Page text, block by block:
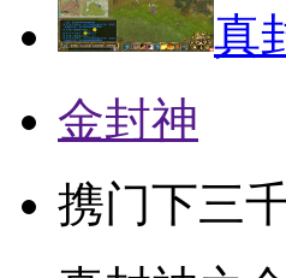
真
金封神
携门下三